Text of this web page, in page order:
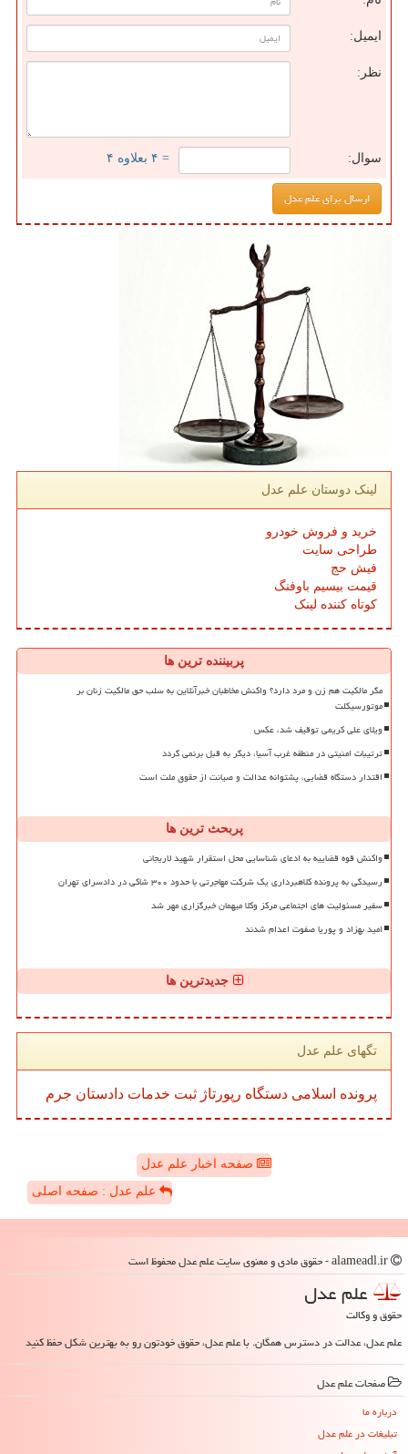
ایمیل:
نظر:
سوال: = ۴ بعلاوه ۴
لینک دوستان علم عدل
خرید و فروش خودرو
طراحی سایت
فیش حج
قیمت بیسیم باوفنگ
کوتاه کننده لینک
پربیننده ترین ها
مگر مالکیت هم زن و مرد دارد؟ واکنش مخاطبان خبرآنلاین به سلب حق مالکیت زنان بر
موتورسیکلت
ویلای علی کریمی توقیف شد، عکس
ترتیبات امنیتی در منطقه غرب آسیا، دیگر به قبل برنمی گردد
اقتدار دستگاه قضایی، پشتوانه عدالت و صیانت از حقوق ملت است
پربحث ترین ها
واکنش قوه قضاییه به ادعای شناسایی محل استقرار شهید لاریجانی
رسیدگی به پرونده کلاهبرداری یک شرکت مهاجرتی با حدود ۳۰۰ شاکی در دادسرای تهران
سفیر مسئولیت های اجتماعی مرکز وکلا میهمان خبرگزاری مهر شد
امید بهزاد و پوریا صفوت اعدام شدند
جدیدترین ها
تگهای علم عدل
پرونده اسلامی دستگاه رپورتاژ ثبت خدمات دادستان جرم
صفحه اخبار علم عدل
علم عدل : صفحه اصلی
علم عدل
حقوق و وکالت
علم عدل، عدالت در دسترس همگان. با علم عدل، حقوق خودتون رو به بهترین شکل حفظ کنید
صفحات علم عدل
درباره ما
تبلیغات در علم عدل